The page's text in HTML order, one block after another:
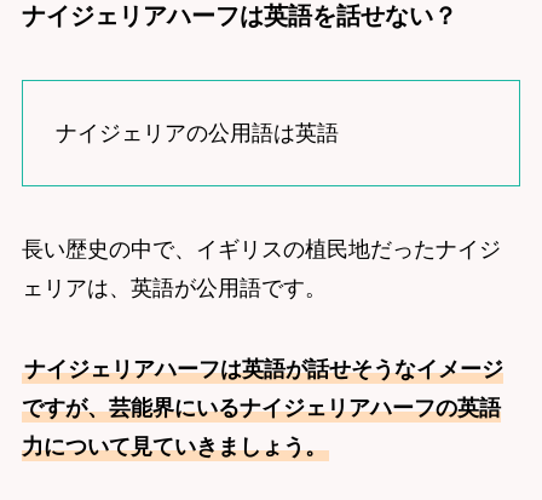
ナイジェリアハーフは英語を話せない？
ナイジェリアの公用語は英語
長い歴史の中で、イギリスの植民地だったナイジ
ェリアは、英語が公用語です。
ナイジェリアハーフは英語が話せそうなイメージ
ですが、芸能界にいるナイジェリアハーフの英語
力について見ていきましょう。